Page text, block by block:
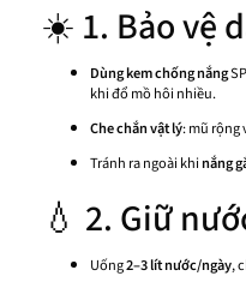
☀️ 1. Bảo vệ
Dùng kem chống nắng
khi đổ mồ hôi nhiều.
Che chắn vật lý: mũ rộng
Tránh ra ngoài khinắng
💧 2. Giữ
Uống2–3 lít nước/ngày,